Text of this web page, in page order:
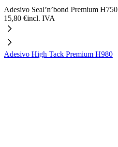
Adesivo Seal’n’bond Premium H750
15,80 €incl. IVA
Adesivo High Tack Premium H980